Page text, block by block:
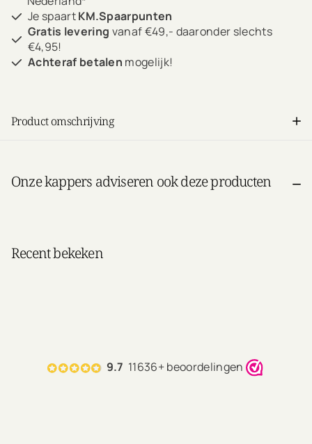
Je spaartKM.Spaarpunten
Gratis levering vanaf €49,- daaronder slechts
€4,95!
Achteraf betalen mogelijk!
Product omschrijving
Onze kappers adviseren ook deze producten
Recent bekeken
9.7 11636+ beoordelingen